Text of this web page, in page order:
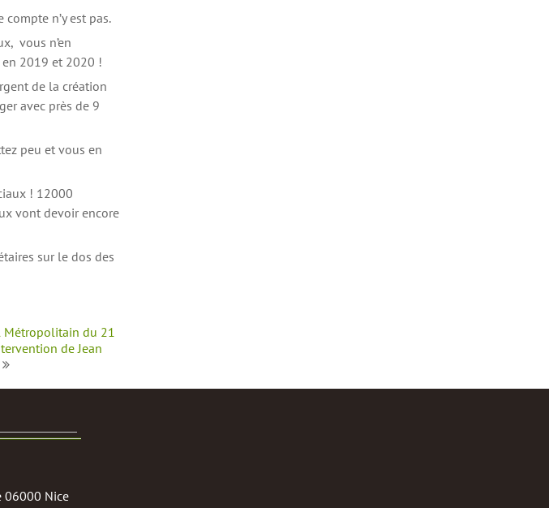
n’y est pas.
vous n’en
2019 et 2020 !
de la création
avec près de 9
peu et vous en
! 12000
vont devoir encore
sur le dos des
Métropolitain du 21
de Jean
06000 Nice